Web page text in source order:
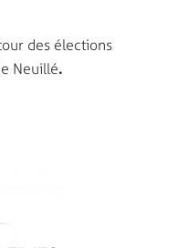
des élections
Neuillé.